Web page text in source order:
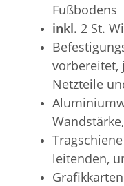
Fußbodens
inkl. 2 St.
vorbereitet,
Netzteile
leitenden,